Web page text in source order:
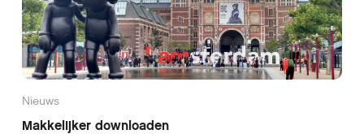
Nieuws
Makkelijker downloaden